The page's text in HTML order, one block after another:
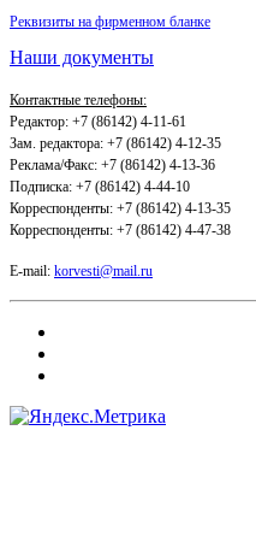
Реквизиты на фирменном бланке
Наши документы
Контактные телефоны:
Редактор: +7 (86142) 4-11-61
Зам. редактора: +7 (86142) 4-12-35
Реклама/Факс: +7 (86142) 4-13-36
Подписка: +7 (86142) 4-44-10
Корреспонденты: +7 (86142) 4-13-35
Корреспонденты: +7 (86142) 4-47-38
E-mail: korvesti@mail.ru